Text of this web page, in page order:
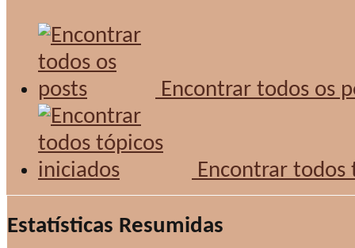
Encontrar todos os
Encontrar todos
Estatísticas Resumidas